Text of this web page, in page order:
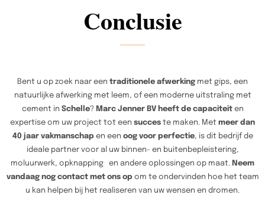
Conclusie
Bent u op zoek naar een traditionele afwerking met gips, een
natuurlijke afwerking met leem, of een moderne uitstraling met
cement in Schelle? Marc Jenner BV heeft de capaciteiten
expertise om uw project tot een succes te maken. Met meer dan
40 jaar vakmanschap en een oog voor perfectie, is dit bedrijf de
ideale partner voor al uw binnen- en buitenbepleistering,
moluurwerk, opknapping en andere oplossingen op maat. Neem
vandaag nog contact met ons op om te ondervinden hoe het team
u kan helpen bij het realiseren van uw wensen en dromen.